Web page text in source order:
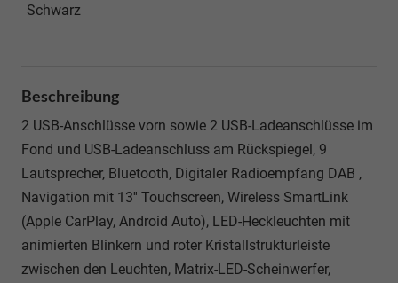
Schwarz
Beschreibung
2 USB-Anschlüsse vorn sowie 2 USB-Ladeanschlüsse im
Fond und USB-Ladeanschluss am Rückspiegel, 9
Lautsprecher, Bluetooth, Digitaler Radioempfang DAB ,
Navigation mit 13'' Touchscreen, Wireless SmartLink
(Apple CarPlay, Android Auto), LED-Heckleuchten mit
animierten Blinkern und roter Kristallstrukturleiste
zwischen den Leuchten, Matrix-LED-Scheinwerfer,